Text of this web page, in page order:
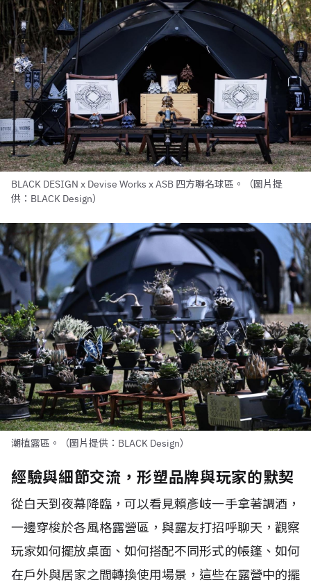
BLACK DESIGN x Devise Works x ASB 四方聯名球區。（圖片提
供：BLACK Design）
潮植露區。（圖片提供：BLACK Design）
經驗與細節交流，形塑品牌與玩家的默契
從白天到夜幕降臨，可以看見賴彥岐一手拿著調酒，
一邊穿梭於各風格露營區，與露友打招呼聊天，觀察
玩家如何擺放桌面、如何搭配不同形式的帳篷、如何
在戶外與居家之間轉換使用場景，這些在露營中的擺